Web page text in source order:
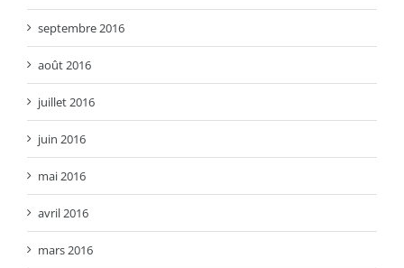
septembre 2016
août 2016
juillet 2016
juin 2016
mai 2016
avril 2016
mars 2016